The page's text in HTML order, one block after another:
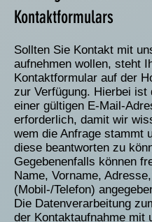
Kontaktformulars
Sollten Sie Kontakt mit
aufnehmen wollen, steht
Kontaktformular auf der
zur Verfügung. Hierbei ist
einer gültigen E-Mail-
erforderlich, damit wir
wem die Anfrage stammt
diese beantworten zu
Gegebenenfalls können
Name, Vorname,
(Mobil-/Telefon)
Die Datenverarbeitung
der Kontaktaufnahme mit